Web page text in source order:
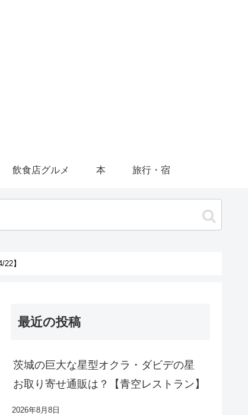
飲食店グルメ 本 旅行・宿
】
最近の投稿
茨城の巨大な星型オクラ・ダビデの星
お取り寄せ通販は？【青空レストラン】
2026年8月8日